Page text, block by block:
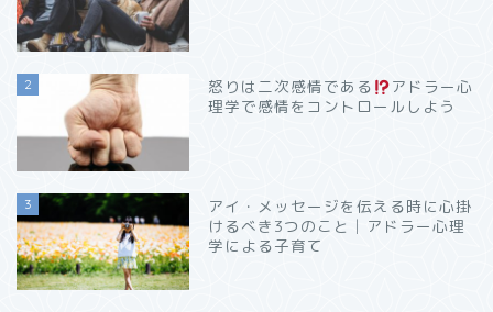
2 怒りは二次感情である
アドラー心
理学で感情をコントロールしよう
3
アイ・メッセージを伝える時に心掛
けるべき3つのこと│アドラー心理
学による子育て